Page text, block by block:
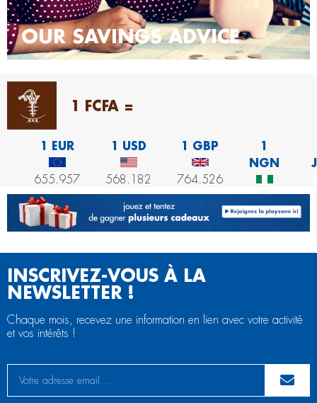
OUR SAVINGS ADVICE
1 FCFA =
1 EUR
655.957
1 USD
568.182
1 GBP
764.526
1
NGN
0.417
INSCRIVEZ-VOUS À LA
NEWSLETTER !
Chaque mois, recevez une information en lien avec votre activité
et vos intérêts !